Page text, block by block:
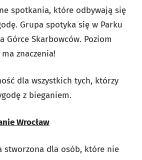
spotkania, które odbywają się
Grupa spotyka się w Parku
Górce Skarbowców. Poziom
znaczenia!
dla wszystkich tych, którzy
z bieganiem.
Wrocław
stworzona dla osób, które nie